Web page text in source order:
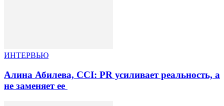
ИНТЕРВЬЮ
Алина Абилева, CCI: PR усиливает реальность, а
не заменяет ее